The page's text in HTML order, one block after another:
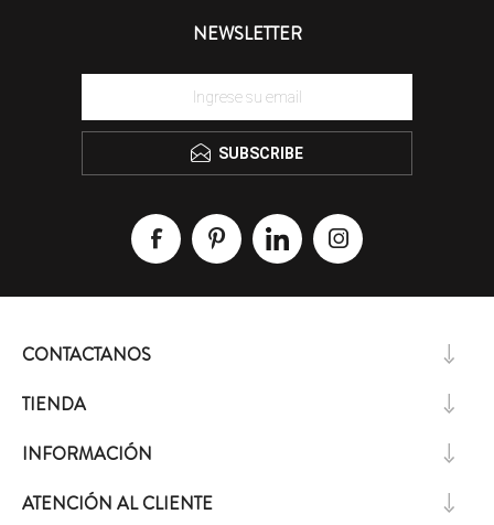
NEWSLETTER
SUBSCRIBE
CONTACTANOS
TIENDA
INFORMACIÓN
ATENCIÓN AL CLIENTE